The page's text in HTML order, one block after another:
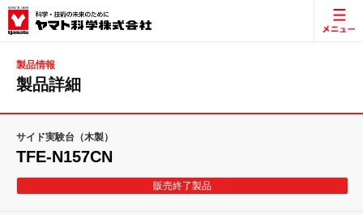
製品情報
製品詳細
サイド実験台（木製）
TFE-N157CN
販売終了製品